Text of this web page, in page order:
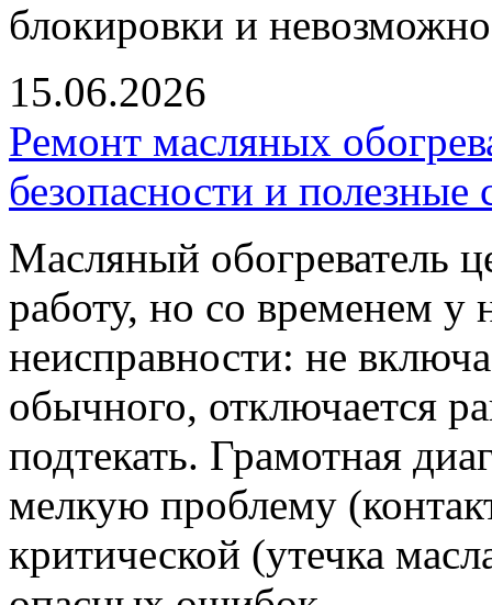
блокировки и
15.06.2026
Ремонт масляных
безопасности и полезные
Масляный обогреватель
работу, но со временем у
неисправности: не
обычного, отключается
подтекать. Грамотная
мелкую проблему
критической (утечка